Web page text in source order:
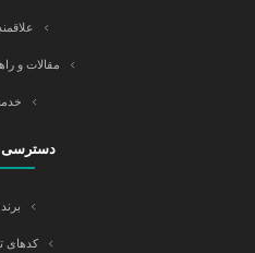
مقالات و
دسترسی
کدهای